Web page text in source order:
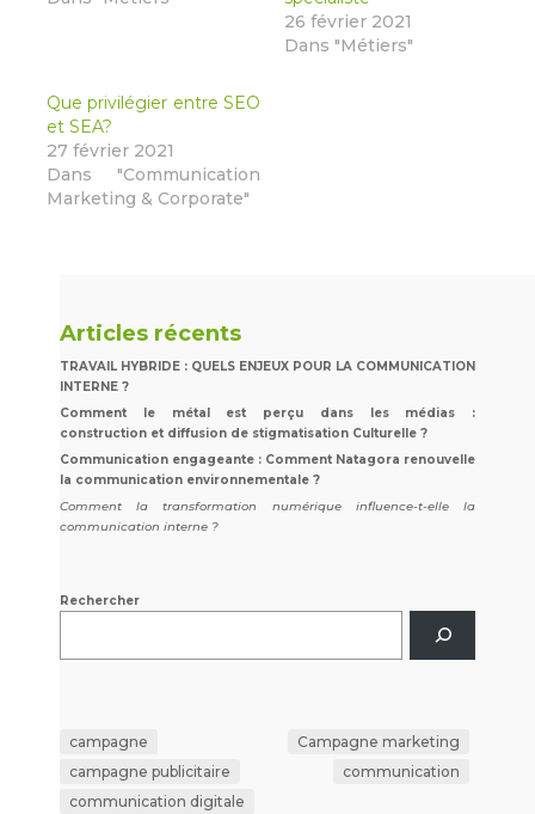
26 février 2021
Dans "Métiers"
Que privilégier entre SEO
et SEA?
27 février 2021
Dans "Communication
Marketing & Corporate"
Articles récents
TRAVAIL HYBRIDE : QUELS ENJEUX POUR LA COMMUNICATION
INTERNE ?
Comment le métal est perçu dans les médias :
construction et diffusion de stigmatisation Culturelle ?
Communication engageante : Comment Natagora renouvelle
la communication environnementale ?
Comment la transformation numérique influence-t-elle la
communication interne ?
Rechercher
campagne
Campagne marketing
campagne publicitaire
communication
communication digitale